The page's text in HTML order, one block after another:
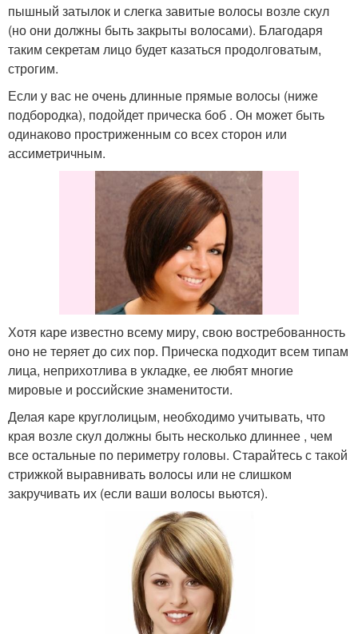
пышный затылок и слегка завитые волосы возле скул
(но они должны быть закрыты волосами). Благодаря
таким секретам лицо будет казаться продолговатым,
строгим.
Если у вас не очень длинные прямые волосы (ниже
подбородка), подойдет прическа боб . Он может быть
одинаково простриженным со всех сторон или
ассиметричным.
Хотя каре известно всему миру, свою востребованность
оно не теряет до сих пор. Прическа подходит всем типам
лица, неприхотлива в укладке, ее любят многие
мировые и российские знаменитости.
Делая каре круглолицым, необходимо учитывать, что
края возле скул должны быть несколько длиннее , чем
все остальные по периметру головы. Старайтесь с такой
стрижкой выравнивать волосы или не слишком
закручивать их (если ваши волосы вьются).